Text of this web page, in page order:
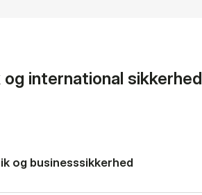
international sikkerhed
og businesssikkerhed